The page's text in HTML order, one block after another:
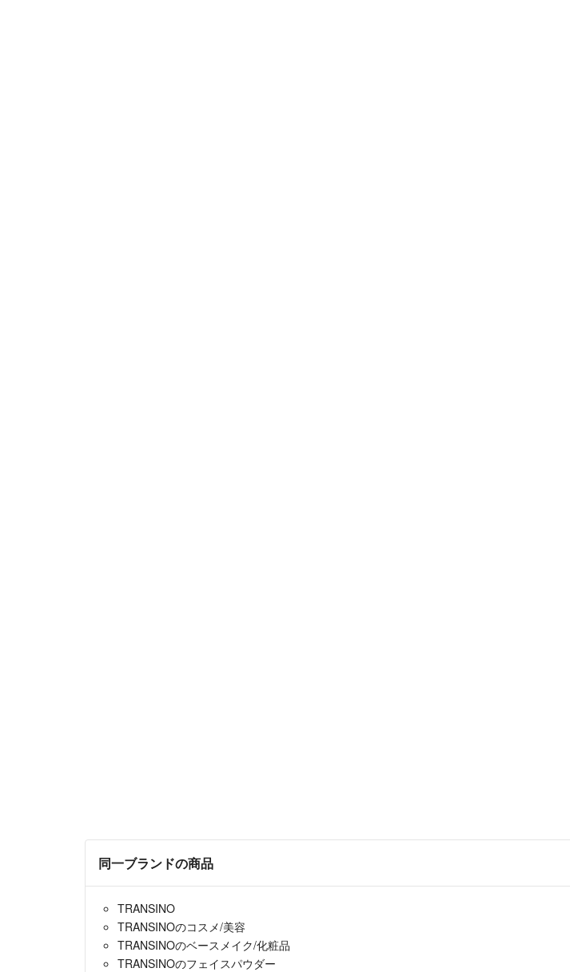
同一ブランドの商品
TRANSINO
TRANSINOのコスメ/美容
TRANSINOのベースメイク/化粧品
TRANSINOのフェイスパウダー